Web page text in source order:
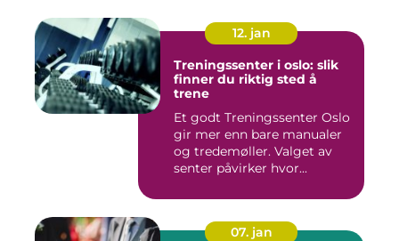
12. jan
Treningssenter i oslo: slik
finner du riktig sted å
trene
Et godt Treningssenter Oslo
gir mer enn bare manualer
og tredemøller. Valget av
senter påvirker hvor...
07. jan